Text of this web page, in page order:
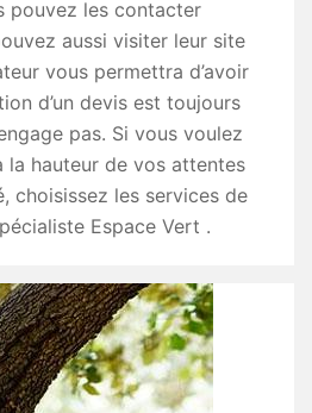
pouvez les contacter
aussi visiter leur site
vous permettra d’avoir
d’un devis est toujours
pas. Si vous voulez
la hauteur de vos attentes
choisissez les services de
Espace Vert .